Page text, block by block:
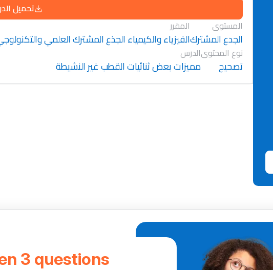
تحميل
المستوى
الجدع المشترك
المقرر
الفيزياء والكيمياء الجذع المشترك العلمي
نوع المحتوى
تصحيح
الدرس
مميزات بعض ثنائيات القطب غير النشيطة
3 questions